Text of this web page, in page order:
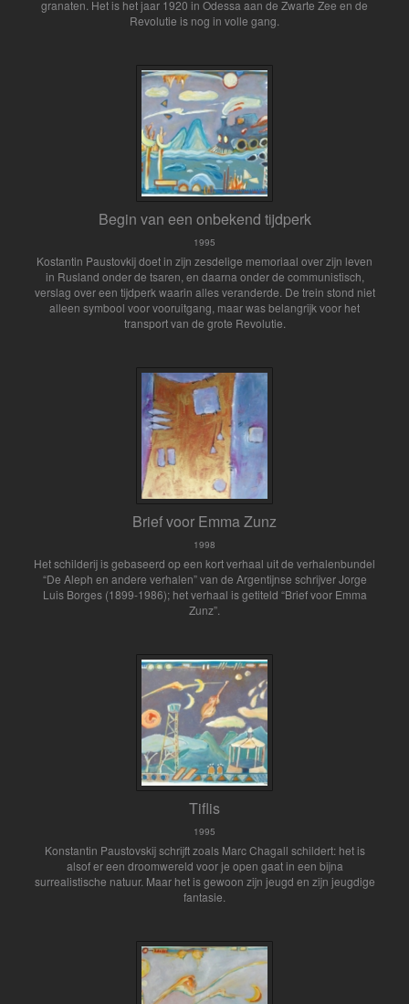
granaten. Het is het jaar 1920 in Odessa aan de Zwarte Zee en de
Revolutie is nog in volle gang.
Begin van een onbekend tijdperk
1995
Kostantin Paustovkij doet in zijn zesdelige memoriaal over zijn leven
in Rusland onder de tsaren, en daarna onder de communistisch,
verslag over een tijdperk waarin alles veranderde. De trein stond niet
alleen symbool voor vooruitgang, maar was belangrijk voor het
transport van de grote Revolutie.
Brief voor Emma Zunz
1998
Het schilderij is gebaseerd op een kort verhaal uit de verhalenbundel
“De Aleph en andere verhalen” van de Argentijnse schrijver Jorge
Luis Borges (1899-1986); het verhaal is getiteld “Brief voor Emma
Zunz”.
Tiflis
1995
Konstantin Paustovskij schrijft zoals Marc Chagall schildert: het is
alsof er een droomwereld voor je open gaat in een bijna
surrealistische natuur. Maar het is gewoon zijn jeugd en zijn jeugdige
fantasie.